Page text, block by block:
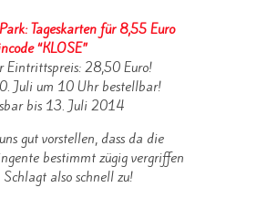
Tageskarten für 8,55 Euro
“KLOSE”
28,50 Euro!
Juli um 10 Uhr bestellbar!
bis 13. Juli 2014
gut vorstellen, dass da die
bestimmt zügig vergriffen
also schnell zu!